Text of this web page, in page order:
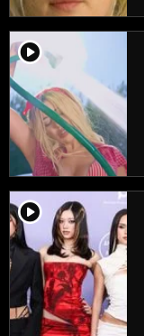
player2
player2